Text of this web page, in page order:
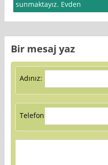
sunmaktayız. Evden
Bir mesaj yaz
Adınız:
Telefon: